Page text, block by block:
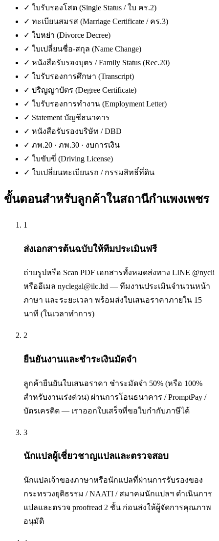
✓ ใบรับรองโสด (Single Status / ใบ คร.2)
✓ ทะเบียนสมรส (Marriage Certificate / คร.3)
✓ ใบหย่า (Divorce Decree)
✓ ใบเปลี่ยนชื่อ-สกุล (Name Change)
✓ หนังสือรับรองบุตร / Family Status (Rec.20)
✓ ใบรับรองการศึกษา (Transcript)
✓ ปริญญาบัตร (Degree Certificate)
✓ ใบรับรองการทำงาน (Employment Letter)
✓ Statement บัญชีธนาคาร
✓ หนังสือรับรองบริษัท / DBD
✓ ภพ.20 · ภพ.30 · งบการเงิน
✓ ใบขับขี่ (Driving License)
✓ ใบเปลี่ยนทะเบียนรถ / กรรมสิทธิ์ที่ดิน
ขั้นตอนสำหรับลูกค้าในสถานีกำแพงเพชร
1
ส่งเอกสารต้นฉบับให้ทีมประเมินฟรี
ถ่ายรูปหรือ Scan PDF เอกสารทั้งหมดส่งทาง LINE @nycli
หรืออีเมล nyclegal@ilc.ltd — ทีมงานประเมินจำนวนหน้า
ภาษา และระยะเวลา พร้อมส่งใบเสนอราคาภายใน 15
นาที (ในเวลาทำการ)
2
ยืนยันงานและชำระเงินมัดจำ
ลูกค้ายืนยันใบเสนอราคา ชำระมัดจำ 50% (หรือ 100%
สำหรับงานเร่งด่วน) ผ่านการโอนธนาคาร / PromptPay /
บัตรเครดิต — เราออกใบเสร็จที่ขอใบกำกับภาษีได้
3
นักแปลผู้เชี่ยวชาญแปลและตรวจสอบ
นักแปลเจ้าของภาษาหรือนักแปลที่ผ่านการรับรองของ
กระทรวงยุติธรรม / NAATI / สมาคมนักแปลฯ ดำเนินการ
แปลและตรวจ proofread 2 ชั้น ก่อนส่งให้ผู้จัดการคุณภาพ
อนุมัติ